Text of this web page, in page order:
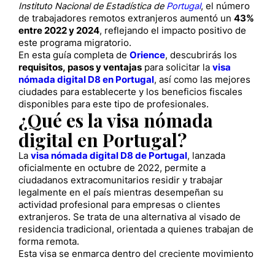
Instituto Nacional de Estadística de Portugal, el número
de trabajadores remotos extranjeros aumentó un 43%
entre 2022 y 2024, reflejando el impacto positivo de
este programa migratorio.
En esta guía completa de Orience, descubrirás los
requisitos, pasos y ventajas para solicitar la visa
nómada digital D8 en Portugal, así como las mejores
ciudades para establecerte y los beneficios fiscales
disponibles para este tipo de profesionales.
¿Qué es la visa nómada
digital en Portugal?
La visa nómada digital D8 de Portugal, lanzada
oficialmente en octubre de 2022, permite a
ciudadanos extracomunitarios residir y trabajar
legalmente en el país mientras desempeñan su
actividad profesional para empresas o clientes
extranjeros. Se trata de una alternativa al visado de
residencia tradicional, orientada a quienes trabajan de
forma remota.
Esta visa se enmarca dentro del creciente movimiento